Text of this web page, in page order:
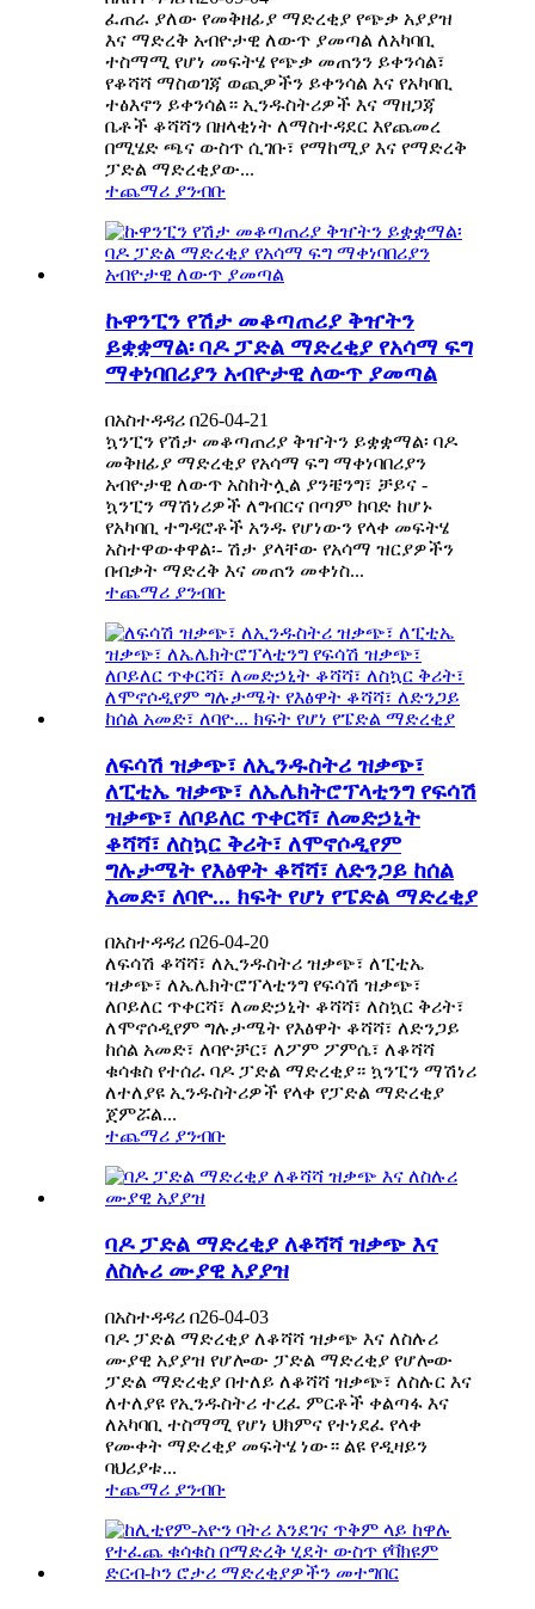
ፈጠራ ያለው የመቅዘፊያ ማድረቂያ የጭቃ አያያዝ
እና ማድረቅ አብዮታዊ ለውጥ ያመጣል ለአካባቢ
ተስማሚ የሆነ መፍትሄ የጭቃ መጠንን ይቀንሳል፣
የቆሻሻ ማስወገጃ ወጪዎችን ይቀንሳል እና የአካባቢ
ተፅእኖን ይቀንሳል። ኢንዱስትሪዎች እና ማዘጋጃ
ቤቶች ቆሻሻን በዘላቂነት ለማስተዳደር እየጨመረ
በሚሄድ ጫና ውስጥ ሲገቡ፣ የማከሚያ እና የማድረቅ
ፓድል ማድረቂያው...
ተጨማሪ ያንብቡ
ኩዋንፒን የሽታ መቆጣጠሪያ ቅዠትን
ይቋቋማል፡ ባዶ ፓድል ማድረቂያ የአሳማ ፍግ
ማቀነባበሪያን አብዮታዊ ለውጥ ያመጣል
በአስተዳዳሪ በ26-04-21
ኳንፒን የሽታ መቆጣጠሪያ ቅዠትን ይቋቋማል፡ ባዶ
መቅዘፊያ ማድረቂያ የአሳማ ፍግ ማቀነባበሪያን
አብዮታዊ ለውጥ አስከትሏል ያንቼንግ፣ ቻይና -
ኳንፒን ማሽነሪዎች ለግብርና በጣም ከባድ ከሆኑ
የአካባቢ ተግዳሮቶች አንዱ የሆነውን የላቀ መፍትሄ
አስተዋውቀዋል፡- ሽታ ያላቸው የአሳማ ዝርያዎችን
በብቃት ማድረቅ እና መጠን መቀነስ...
ተጨማሪ ያንብቡ
ለፍሳሽ ዝቃጭ፣ ለኢንዱስትሪ ዝቃጭ፣
ለፒቲኤ ዝቃጭ፣ ለኤሌክትሮፕላቲንግ የፍሳሽ
ዝቃጭ፣ ለቦይለር ጥቀርሻ፣ ለመድኃኒት
ቆሻሻ፣ ለስኳር ቅሪት፣ ለሞኖሶዲየም
ግሉታሜት የእፅዋት ቆሻሻ፣ ለድንጋይ ከሰል
አመድ፣ ለባዮ... ክፍት የሆነ የፔድል ማድረቂያ
በአስተዳዳሪ በ26-04-20
ለፍሳሽ ቆሻሻ፣ ለኢንዱስትሪ ዝቃጭ፣ ለፒቲኤ
ዝቃጭ፣ ለኤሌክትሮፕላቲንግ የፍሳሽ ዝቃጭ፣
ለቦይለር ጥቀርሻ፣ ለመድኃኒት ቆሻሻ፣ ለስኳር ቅሪት፣
ለሞኖሶዲየም ግሉታሜት የእፅዋት ቆሻሻ፣ ለድንጋይ
ከሰል አመድ፣ ለባዮቻር፣ ለፖም ፖምሴ፣ ለቆሻሻ
ቁሳቁስ የተሰራ ባዶ ፓድል ማድረቂያ። ኳንፒን ማሽነሪ
ለተለያዩ ኢንዱስትሪዎች የላቀ የፓድል ማድረቂያ
ጀምሯል...
ተጨማሪ ያንብቡ
ባዶ ፓድል ማድረቂያ ለቆሻሻ ዝቃጭ እና
ለስሉሪ ሙያዊ አያያዝ
በአስተዳዳሪ በ26-04-03
ባዶ ፓድል ማድረቂያ ለቆሻሻ ዝቃጭ እና ለስሉሪ
ሙያዊ አያያዝ የሆሎው ፓድል ማድረቂያ የሆሎው
ፓድል ማድረቂያ በተለይ ለቆሻሻ ዝቃጭ፣ ለስሉር እና
ለተለያዩ የኢንዱስትሪ ተረፈ ምርቶች ቀልጣፋ እና
ለአካባቢ ተስማሚ የሆነ ህክምና የተነደፈ የላቀ
የሙቀት ማድረቂያ መፍትሄ ነው። ልዩ የዲዛይን
ባህሪያቱ...
ተጨማሪ ያንብቡ